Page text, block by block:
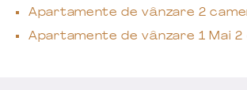
Apartamente de vânzare 2
Apartamente de vânzare 1 Mai 2